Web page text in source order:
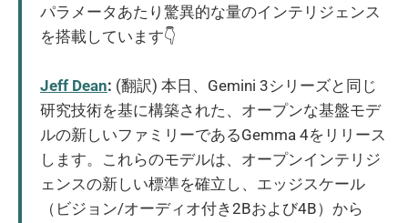
パラメータあたり驚異的な量のインテリジェンス
を搭載しています👇
Jeff Dean: (翻訳) 本日、Gemini 3シリーズと同じ
研究技術を基に構築された、オープンな基盤モデ
ルの新しいファミリーであるGemma 4をリリース
します。これらのモデルは、オープンインテリジ
ェンスの新しい標準を確立し、エッジスケール
（ビジョン/オーディオ付き2Bおよび4B）から